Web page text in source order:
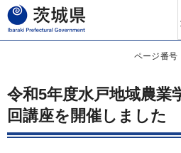
茨城県
ページ番号
令和5年度水戸地域農業
回講座を開催しました